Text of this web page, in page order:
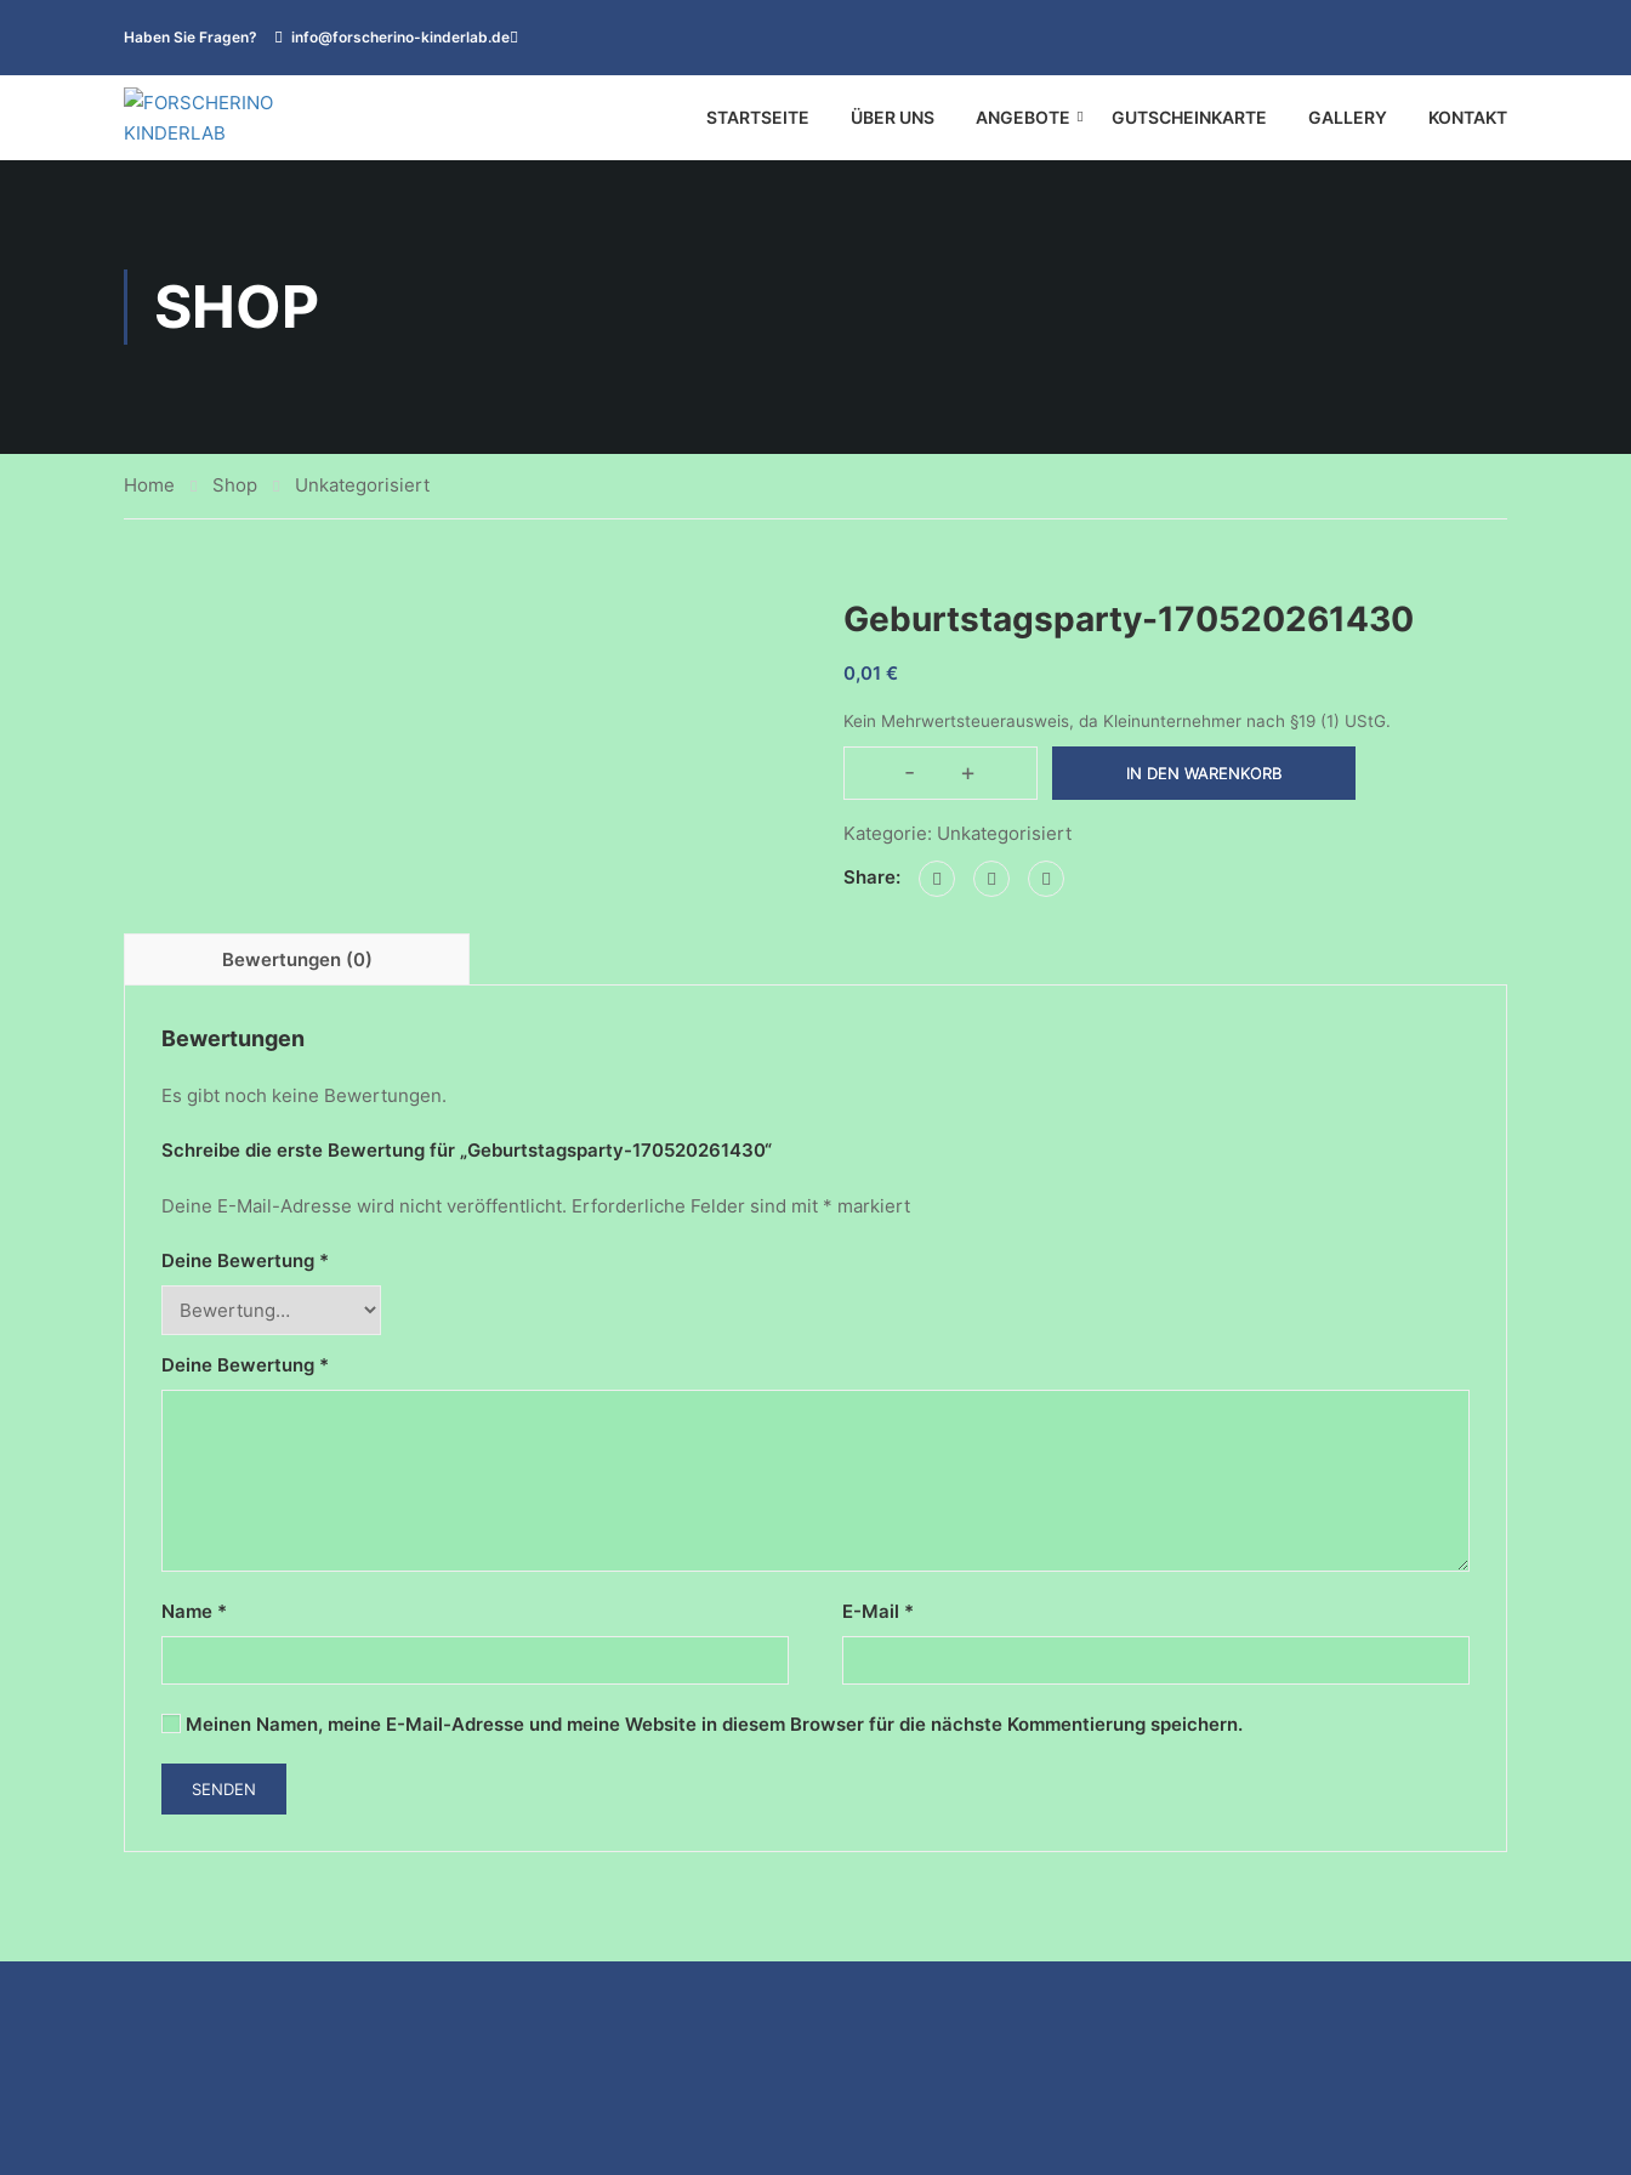
Haben Sie Fragen? info@forscherino-kinderlab.de
STARTSEITE ÜBER UNS ANGEBOTE GUTSCHEINKARTE GALLERY KONTAKT
SHOP
Home Shop Unkategorisiert
Geburtstagsparty-170520261430
0,01 €
Kein Mehrwertsteuerausweis, da Kleinunternehmer nach §19 (1) UStG.
-
Geburtstagsparty-
Menge
+ IN DEN WARENKORB
Kategorie: Unkategorisiert
Share:
Bewertungen (0)
Bewertungen
Es gibt noch keine Bewertungen.
Schreibe die erste Bewertung für „Geburtstagsparty-170520261430“
Deine E-Mail-Adresse wird nicht veröffentlicht. Erforderliche Felder sind mit * markiert
Deine Bewertung *
Deine Bewertung *
Name * E-Mail *
Meinen Namen, meine E-Mail-Adresse und meine Website in diesem Browser für die nächste Kommentierung speichern.